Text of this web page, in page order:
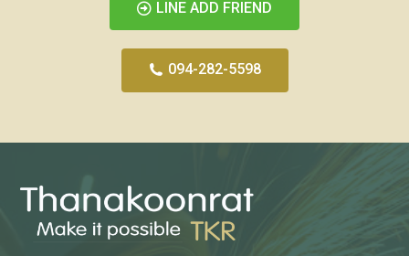
LINE ADD FRIEND
094-282-5598